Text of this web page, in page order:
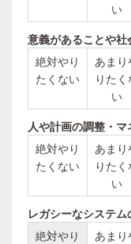
い
意義があることや
絶対やり
たくない
あまり
りたく
い
人や計画の調整・
絶対やり
たくない
あまり
りたく
い
レガシーなシステ
絶対やり
あまり